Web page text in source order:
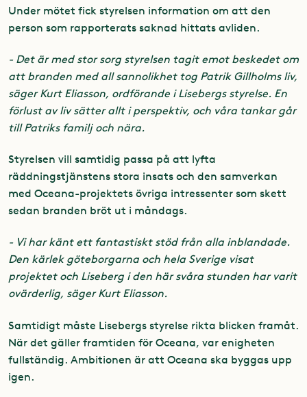
Under mötet fick styrelsen information om att den
person som rapporterats saknad hittats avliden.
- Det är med stor sorg styrelsen tagit emot beskedet om
att branden med all sannolikhet tog Patrik Gillholms liv,
säger Kurt Eliasson, ordförande i Lisebergs styrelse. En
förlust av liv sätter allt i perspektiv, och våra tankar går
till Patriks familj och nära.
Styrelsen vill samtidig passa på att lyfta
räddningstjänstens stora insats och den samverkan
med Oceana-projektets övriga intressenter som skett
sedan branden bröt ut i måndags.
- Vi har känt ett fantastiskt stöd från alla inblandade.
Den kärlek göteborgarna och hela Sverige visat
projektet och Liseberg i den här svåra stunden har varit
ovärderlig, säger Kurt Eliasson.
Samtidigt måste Lisebergs styrelse rikta blicken framåt.
När det gäller framtiden för Oceana, var enigheten
fullständig. Ambitionen är att Oceana ska byggas upp
igen.